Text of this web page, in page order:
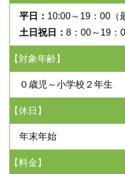
平日： 10:00～19：00（
土日祝日： 8：00～19：
【対象年齢】
０歳児～小学校２年生
【休日】
年末年始
【料金】